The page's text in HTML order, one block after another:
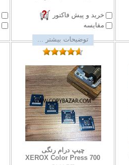
خرید و پیش فاکتور
مقایسه
توضیحات بیشتر ...
چیپ درام رنگی
XEROX Color Press 700